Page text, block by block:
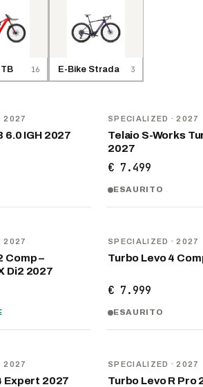
16 E-Bike Strada 3
2027
6.0 IGH 2027
SPECIALIZED · 2027
Telaio S-Works
2027
€ 7.499
ESAURITO
2027
Comp –
Di2 2027
SPECIALIZED · 2027
Turbo Levo 4
€ 7.999
ESAURITO
2027
Expert 2027
SPECIALIZED · 2027
Turbo Levo R Pro